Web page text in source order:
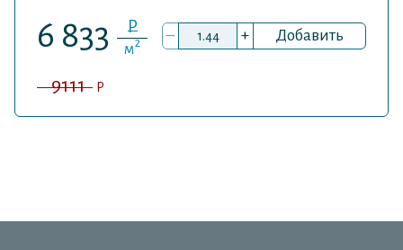
6 833 P
м2 – + Добавить
9111 P